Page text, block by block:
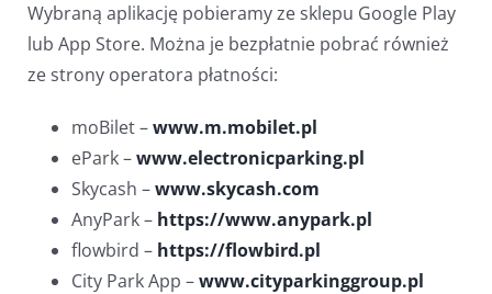
Wybraną aplikację pobieramy ze sklepu Google Play
lub App Store. Można je bezpłatnie pobrać również
ze strony operatora płatności:
moBilet –www.m.mobilet.pl
ePark –www.electronicparking.pl
Skycash –www.skycash.com
AnyPark – https://www.anypark.pl
flowbird – https://flowbird.pl
City Park App –www.cityparkinggroup.pl